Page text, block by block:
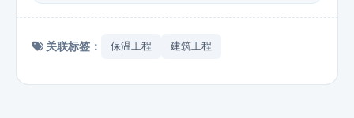
关联标签： 保温工程 建筑工程